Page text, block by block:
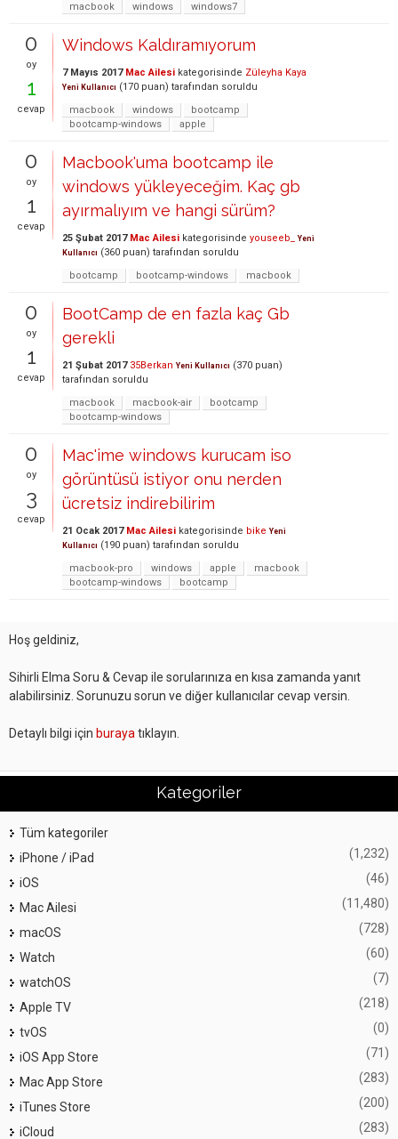
macbook
windows windows7
0
oy
1
cevap
Windows Kaldıramıyorum
7 Mayıs 2017 Mac Ailesi kategorisinde Züleyha Kaya
Yeni Kullanıcı (170 puan) tarafından soruldu
macbook
windows
bootcamp
bootcamp-windows
apple
0
oy
1
cevap
Macbook'uma bootcamp ile
windows yükleyeceğim. Kaç gb
ayırmalıyım ve hangi sürüm?
25 Şubat 2017 Mac Ailesi kategorisinde youseeb_
Yeni
Kullanıcı (360 puan) tarafından soruldu
bootcamp
bootcamp-windows macbook
0
oy
1
cevap
BootCamp de en fazla kaç Gb
gerekli
21 Şubat 2017 35Berkan Yeni Kullanıcı (370 puan)
tarafından soruldu
macbook
macbook-air
bootcamp
bootcamp-windows
0
oy
3
cevap
Mac'ime windows kurucam iso
görüntüsü istiyor onu nerden
ücretsiz indirebilirim
21 Ocak 2017 Mac Ailesi kategorisinde bike Yeni
Kullanıcı (190 puan) tarafından soruldu
macbook-pro
windows apple
macbook
bootcamp-windows
bootcamp
Hoş geldiniz,
Sihirli Elma Soru & Cevap ile sorularınıza en kısa zamanda yanıt
alabilirsiniz. Sorunuzu sorun ve diğer kullanıcılar cevap versin.
Detaylı bilgi için buraya tıklayın.
Kategoriler
Tüm kategoriler
iPhone / iPad
(1,232)
iOS (46)
Mac Ailesi (11,480)
macOS (728)
Watch (60)
watchOS (7)
Apple TV (218)
tvOS (0)
iOS App Store (71)
Mac App Store (283)
iTunes Store (200)
iCloud (283)